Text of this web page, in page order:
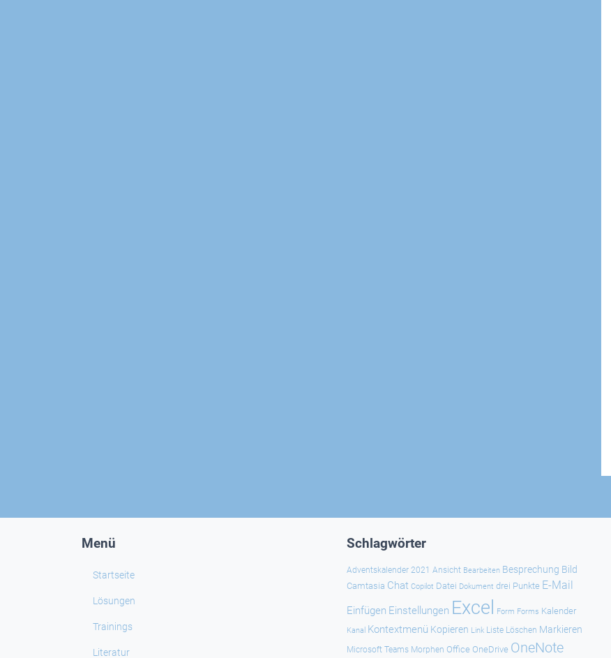
Menü
Startseite
Lösungen
Trainings
Literatur
Schlagwörter
Adventskalender 2021 Ansicht Bearbeiten Besprechung Bild
Camtasia Chat Copilot Datei Dokument drei Punkte E-Mail
Einfügen Einstellungen Excel Form Forms Kalender
Kanal Kontextmenü Kopieren Link Liste Löschen Markieren
Microsoft Teams Morphen Office OneDrive OneNote